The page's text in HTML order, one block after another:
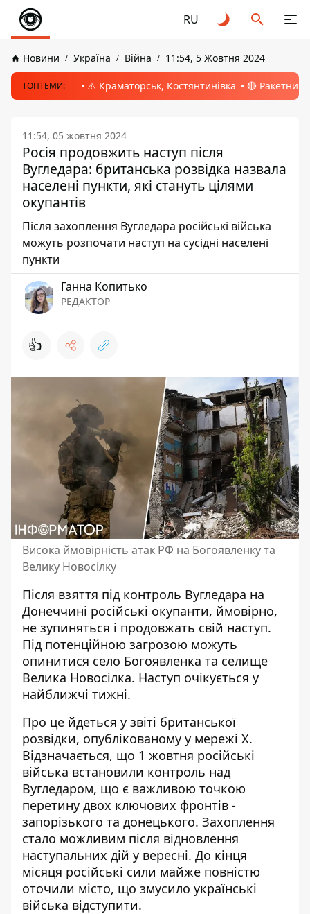
RU
Новини Україна Війна 11:54, 5 Жовтня 2024
ТОПТЕМИ: ⚠️ Краматорськ, Костянтинівка 🔴 Ракетний
11:54, 05 жовтня 2024
Росія продовжить наступ після
Вугледара: британська розвідка назвала
населені пункти, які стануть цілями
окупантів
Після захоплення Вугледара російські війська
можуть розпочати наступ на сусідні населені
пункти
Ганна Копитько
РЕДАКТОР
👍
Висока ймовірність атак РФ на Богоявленку та
Велику Новосілку
Після взяття під контроль Вугледара на
Донеччині російські окупанти, ймовірно,
не зупиняться і продовжать свій наступ.
Під потенційною загрозою можуть
опинитися село Богоявленка та селище
Велика Новосілка. Наступ очікується у
найближчі тижні.
Про це йдеться у звіті британської
розвідки, опублікованому у мережі X.
Відзначається, що 1 жовтня російські
війська встановили контроль над
Вугледаром, що є важливою точкою
перетину двох ключових фронтів -
запорізького та донецького. Захоплення
стало можливим після відновлення
наступальних дій у вересні. До кінця
місяця російські сили майже повністю
оточили місто, що змусило українські
війська відступити.